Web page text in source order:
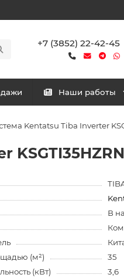
+7 (3852) 22-42-45
Наши работы
Kentatsu Tiba Inverter
В
(м²)
35
(кВт)
3,6